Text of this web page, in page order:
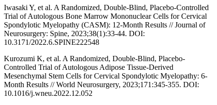
Iwasaki Y, et al. A Randomized, Double-Blind, Placebo-Controlled
Trial of Autologous Bone Marrow Mononuclear Cells for Cervical
Spondylotic Myelopathy (CASM): 12-Month Results // Journal of
Neurosurgery: Spine, 2023;38(1):33-44. DOI:
10.3171/2022.6.SPINE222548
Kurozumi K, et al. A Randomized, Double-Blind, Placebo-
Controlled Trial of Autologous Adipose Tissue-Derived
Mesenchymal Stem Cells for Cervical Spondylotic Myelopathy: 6-
Month Results // World Neurosurgery, 2023;171:345-355. DOI:
10.1016/j.wneu.2022.12.052